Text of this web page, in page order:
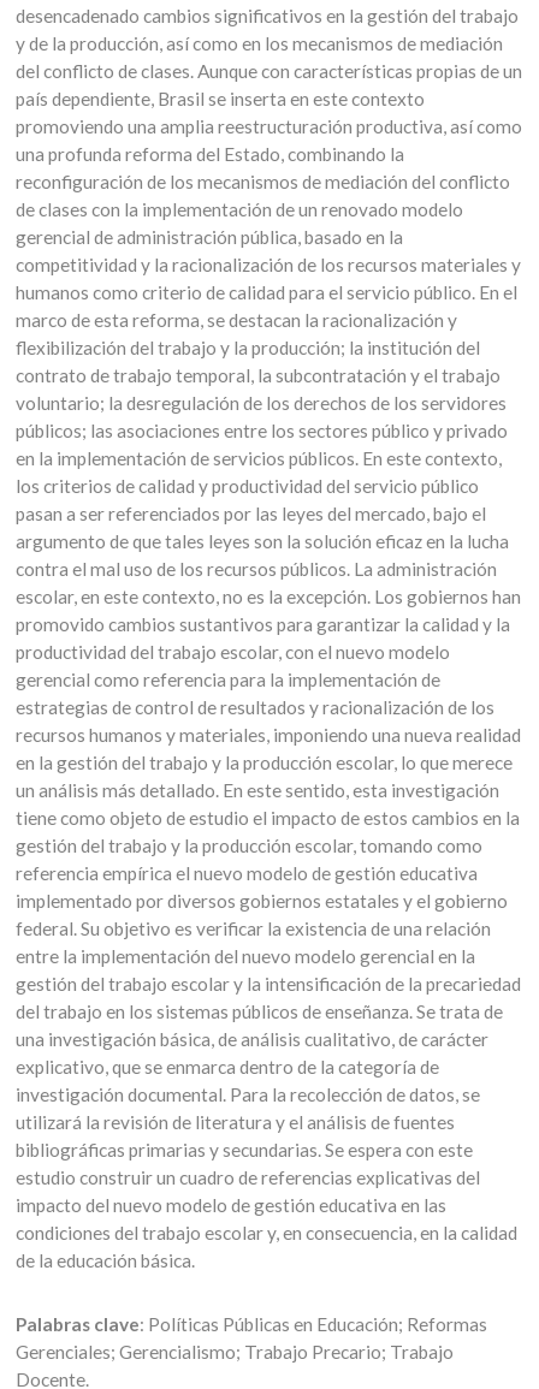
desencadenado cambios significativos en la gestión del trabajo
y de la producción, así como en los mecanismos de mediación
del conflicto de clases. Aunque con características propias de un
país dependiente, Brasil se inserta en este contexto
promoviendo una amplia reestructuración productiva, así como
una profunda reforma del Estado, combinando la
reconfiguración de los mecanismos de mediación del conflicto
de clases con la implementación de un renovado modelo
gerencial de administración pública, basado en la
competitividad y la racionalización de los recursos materiales y
humanos como criterio de calidad para el servicio público. En el
marco de esta reforma, se destacan la racionalización y
flexibilización del trabajo y la producción; la institución del
contrato de trabajo temporal, la subcontratación y el trabajo
voluntario; la desregulación de los derechos de los servidores
públicos; las asociaciones entre los sectores público y privado
en la implementación de servicios públicos. En este contexto,
los criterios de calidad y productividad del servicio público
pasan a ser referenciados por las leyes del mercado, bajo el
argumento de que tales leyes son la solución eficaz en la lucha
contra el mal uso de los recursos públicos. La administración
escolar, en este contexto, no es la excepción. Los gobiernos han
promovido cambios sustantivos para garantizar la calidad y la
productividad del trabajo escolar, con el nuevo modelo
gerencial como referencia para la implementación de
estrategias de control de resultados y racionalización de los
recursos humanos y materiales, imponiendo una nueva realidad
en la gestión del trabajo y la producción escolar, lo que merece
un análisis más detallado. En este sentido, esta investigación
tiene como objeto de estudio el impacto de estos cambios en la
gestión del trabajo y la producción escolar, tomando como
referencia empírica el nuevo modelo de gestión educativa
implementado por diversos gobiernos estatales y el gobierno
federal. Su objetivo es verificar la existencia de una relación
entre la implementación del nuevo modelo gerencial en la
gestión del trabajo escolar y la intensificación de la precariedad
del trabajo en los sistemas públicos de enseñanza. Se trata de
una investigación básica, de análisis cualitativo, de carácter
explicativo, que se enmarca dentro de la categoría de
investigación documental. Para la recolección de datos, se
utilizará la revisión de literatura y el análisis de fuentes
bibliográficas primarias y secundarias. Se espera con este
estudio construir un cuadro de referencias explicativas del
impacto del nuevo modelo de gestión educativa en las
condiciones del trabajo escolar y, en consecuencia, en la calidad
de la educación básica.
Palabras clave: Políticas Públicas en Educación; Reformas
Gerenciales; Gerencialismo; Trabajo Precario; Trabajo
Docente.